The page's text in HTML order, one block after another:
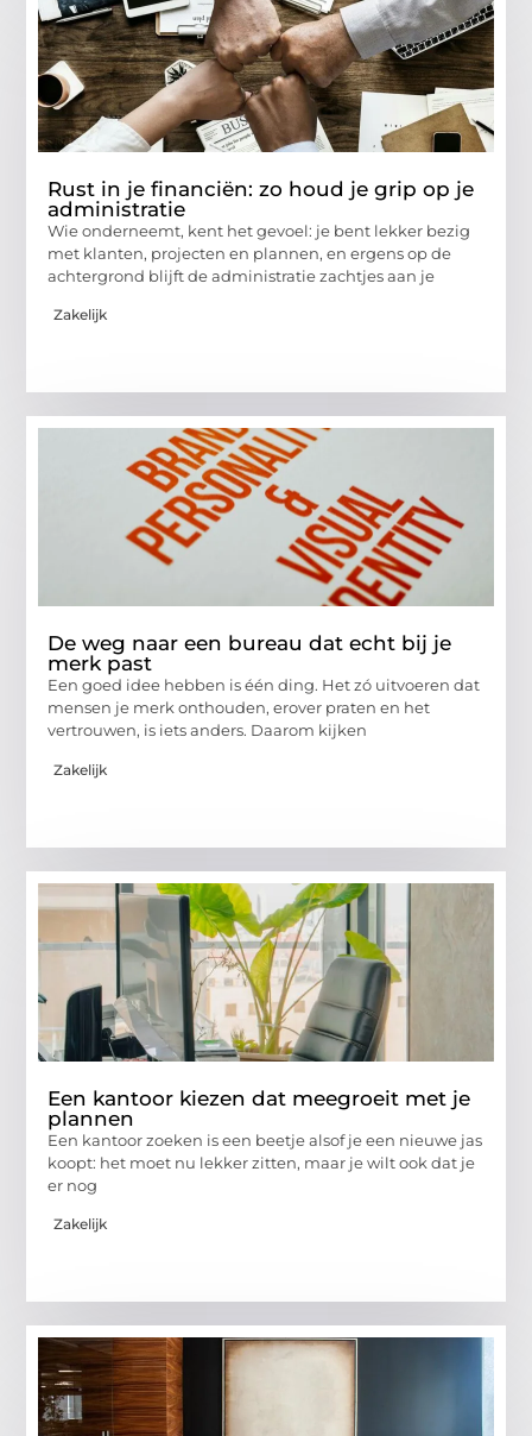
Rust in je financiën: zo houd je grip op je
administratie
Wie onderneemt, kent het gevoel: je bent lekker bezig
met klanten, projecten en plannen, en ergens op de
achtergrond blijft de administratie zachtjes aan je
Zakelijk
De weg naar een bureau dat echt bij je
merk past
Een goed idee hebben is één ding. Het zó uitvoeren dat
mensen je merk onthouden, erover praten en het
vertrouwen, is iets anders. Daarom kijken
Zakelijk
Een kantoor kiezen dat meegroeit met je
plannen
Een kantoor zoeken is een beetje alsof je een nieuwe jas
koopt: het moet nu lekker zitten, maar je wilt ook dat je
er nog
Zakelijk